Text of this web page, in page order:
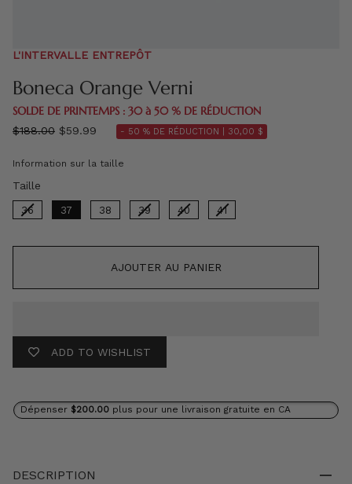
L'INTERVALLE ENTREPÔT
Boneca Orange Verni
SOLDE DE PRINTEMPS : 30 à 50 % DE RÉDUCTION
régulier
$188.00 $59.99 - 50 % DE RÉDUCTION | 30,00 $
Information sur la taille
Taille
36 37 38 39 40 41
AJOUTER AU PANIER
ADD TO WISHLIST
Dépenser $200.00 plus pour une livraison gratuite en CA
DESCRIPTION